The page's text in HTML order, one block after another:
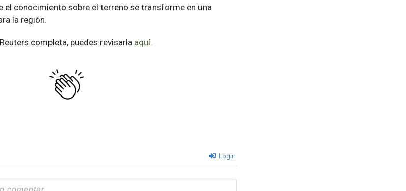
el conocimiento sobre el terreno se transforme en una
la región.
completa, puedes revisarla aquí.
Login